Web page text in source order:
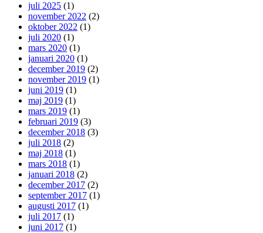
juli 2025 (1)
november 2022 (2)
oktober 2022 (1)
juli 2020 (1)
mars 2020 (1)
januari 2020 (1)
december 2019 (2)
november 2019 (1)
juni 2019 (1)
maj 2019 (1)
mars 2019 (1)
februari 2019 (3)
december 2018 (3)
juli 2018 (2)
maj 2018 (1)
mars 2018 (1)
januari 2018 (2)
december 2017 (2)
september 2017 (1)
augusti 2017 (1)
juli 2017 (1)
juni 2017 (1)